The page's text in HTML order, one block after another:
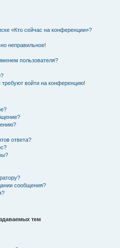
«Кто сейчас на конференции»?
неправильное!
пользователя?
войти на конференцию!
ответа?
сообщения?
тем